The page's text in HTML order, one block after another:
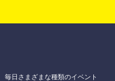
毎日さまざまな種類のイベント